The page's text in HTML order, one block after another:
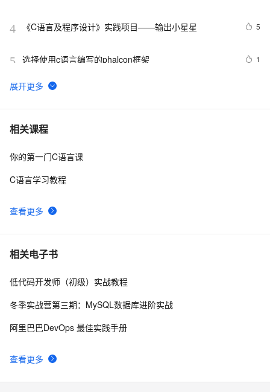
4 《C语言及程序设计》实践项目——输出小星星 5
5 选择使用c语言编写的phalcon框架 1
6 C与C++《精通Unix下C语言与项目实践》读书笔记（8）
7 C语言杂谈——静态函数
8 C语言例题5：
教学平台习题）【合集】
相关课程
查看更多
你的第一门C语言课
C语言学习教程
相关电子书
查看更多
低代码开发师（初级）实战教程
冬季实战营第三期：MySQL数据库进阶实战
阿里巴巴DevOps 最佳实践手册